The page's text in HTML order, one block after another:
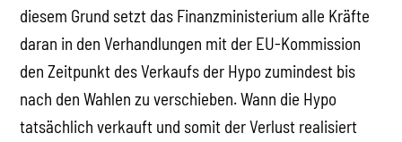
diesem Grund setzt das Finanzministerium alle Kräfte
daran in den Verhandlungen mit der EU-Kommission
den Zeitpunkt des Verkaufs der Hypo zumindest bis
nach den Wahlen zu verschieben. Wann die Hypo
tatsächlich verkauft und somit der Verlust realisiert